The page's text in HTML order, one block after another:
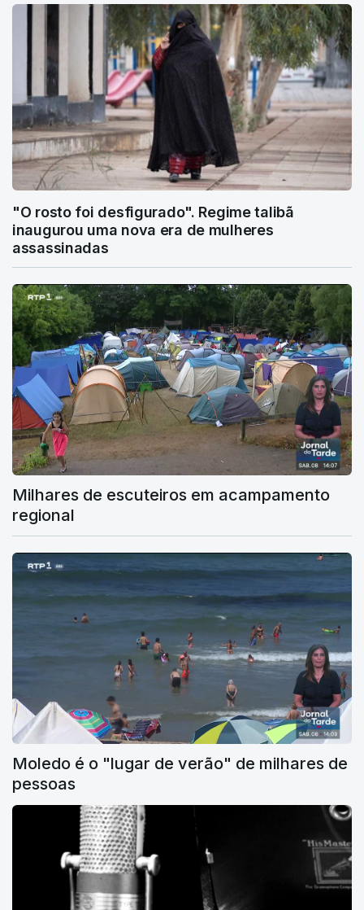
"O rosto foi desfigurado". Regime talibã
inaugurou uma nova era de mulheres
assassinadas
Milhares de escuteiros em acampamento
regional
Moledo é o "lugar de verão" de milhares de
pessoas